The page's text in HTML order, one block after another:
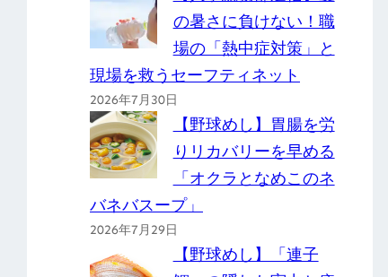
の暑さに負けない！職
場の「熱中症対策」と
現場を救うセーフティネット
2026年7月30日
【野球めし】胃腸を労
りリカバリーを早める
「オクラとなめこのネ
バネバスープ」
2026年7月29日
【野球めし】「連子